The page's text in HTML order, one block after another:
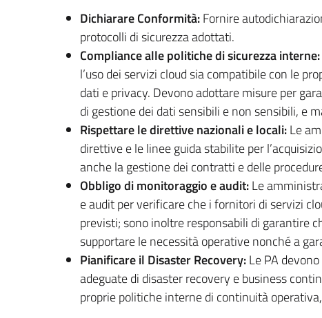
Dichiarare Conformità:Fornire
protocolli di sicurezza adottati.
Compliance alle politiche di sicurezza interne:
l’uso dei servizi cloud sia compatibile con le
dati e privacy. Devono adottare misure per
di gestione dei dati sensibili e non sensibili, e
Rispettare le direttive nazionali e locali:Le
direttive e le linee guida stabilite per
anche la gestione dei contratti e delle
Obbligo di monitoraggio e audit:Le
e audit per verificare che i fornitori di servizi
previsti; sono inoltre responsabili di garantire
supportare le necessità operative nonché a
Pianificare il Disaster Recovery:Le PA
adeguate di disaster recovery e business
proprie politiche interne di continuità